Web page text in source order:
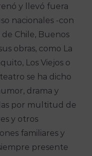
y llevó fuera
nacionales -con
Chile, Buenos
obras, como La
Los Viejos o
se ha dicho
drama y
por multitud de
y otros
familiares y
presente